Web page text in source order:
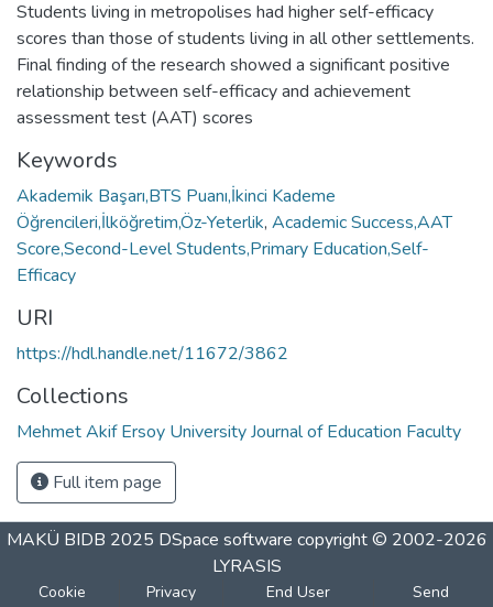
Students living in metropolises had higher self-efficacy
scores than those of students living in all other settlements.
Final finding of the research showed a significant positive
relationship between self-efficacy and achievement
assessment test (AAT) scores
Keywords
Akademik Başarı,BTS Puanı,İkinci Kademe
Öğrencileri,İlköğretim,Öz-Yeterlik, Academic Success,AAT
Score,Second-Level Students,Primary Education,Self-
Efficacy
URI
https://hdl.handle.net/11672/3862
Collections
Mehmet Akif Ersoy University Journal of Education Faculty
Full item page
MAKÜ BIDB 2025 DSpace software copyright © 2002-2026
LYRASIS
Cookie
Privacy
End User
Send